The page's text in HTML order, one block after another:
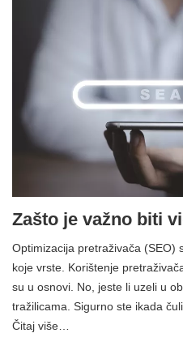
Zašto je važno biti
Optimizacija pretraživača (SEO)
koje vrste. Korištenje
su u osnovi. No, jeste li uzeli u
tražilicama. Sigurno ste ikada
Čitaj više…